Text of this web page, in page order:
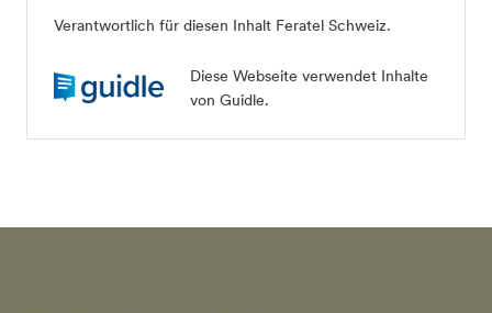
Verantwortlich für diesen Inhalt Feratel Schweiz.
Diese Webseite verwendet Inhalte
von Guidle.